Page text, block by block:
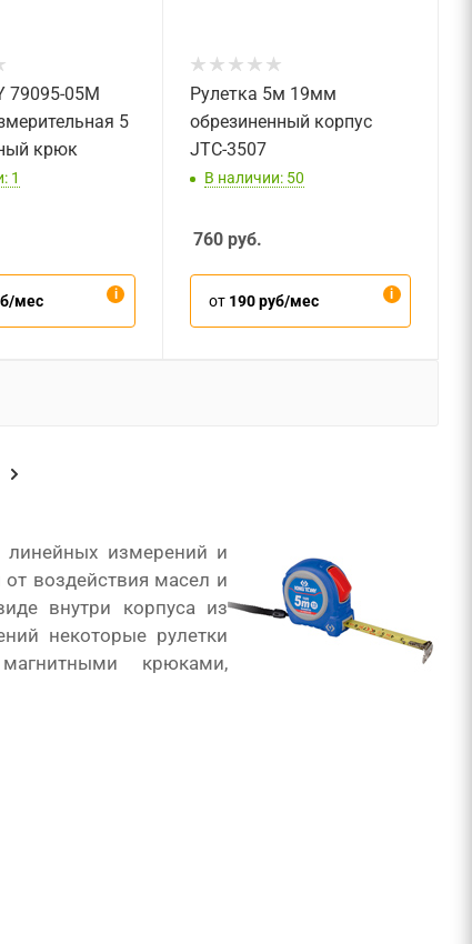
79095-05M
5
крюк
1
мес
Рулетка 5м 19мм
обрезиненный корпус
JTC-3507
В наличии: 50
760руб.
от 190 руб/мес
линейных измерений и
воздействия масел и
внутри корпуса из
некоторые рулетки
крюками,